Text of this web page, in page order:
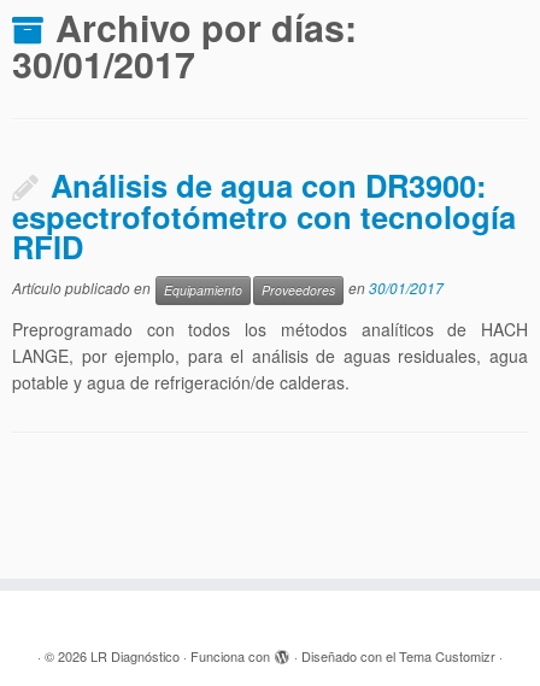
NUESTROS PRODUCTOS
PUBLICACIONES
Archivo por días:
30/01/2017
Análisis de agua con DR3900:
espectrofotómetro con tecnología
RFID
Artículo publicado en Equipamiento Proveedores en30/01/2017
Preprogramado con todos los métodos analíticos de HACH
LANGE, por ejemplo, para el análisis de aguas residuales, agua
potable y agua de refrigeración/de calderas.
· © 2026 LR Diagnóstico · Funciona con · Diseñado con elTema Customizr ·